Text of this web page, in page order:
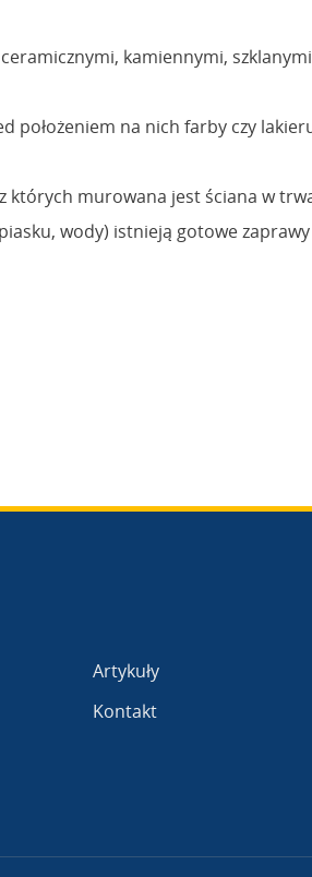
kamiennymi,
na nich farby czy
których murowana jest ściana w
wody) istnieją gotowe
Artykuły
Kontakt